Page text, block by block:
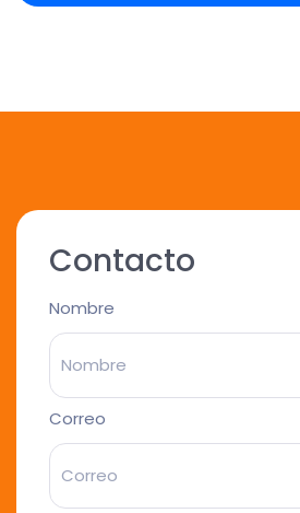
Contacto
Nombre
Correo